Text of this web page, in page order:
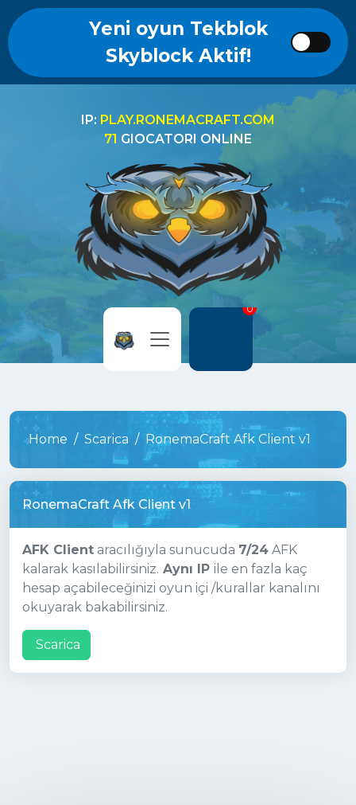
Yeni oyun Tekblok
Skyblock Aktif!
IP: PLAY.RONEMACRAFT.COM
71 GIOCATORI ONLINE
0
Home Scarica RonemaCraft Afk Client v1
RonemaCraft Afk Client v1
AFK Client aracılığıyla sunucuda 7/24 AFK
kalarak kasılabilirsiniz. Aynı IP ile en fazla kaç
hesap açabileceğinizi oyun içi /kurallar kanalını
okuyarak bakabilirsiniz.
Scarica